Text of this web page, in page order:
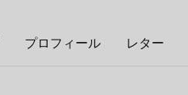
プロフィール レター